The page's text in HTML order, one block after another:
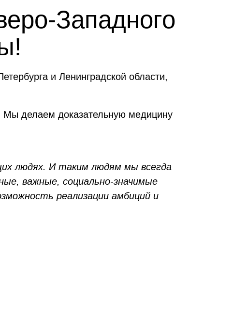
Западного
и Ленинградской области,
делаем доказательную медицину
людях. И таким людям мы всегда
важные, социально-значимые
реализации амбиций и